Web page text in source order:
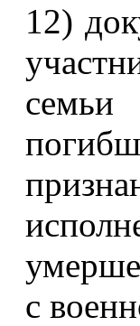
12)
семьи
с